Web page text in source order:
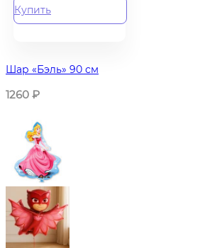
Купить
Шар «Бэль» 90 см
1260 ₽